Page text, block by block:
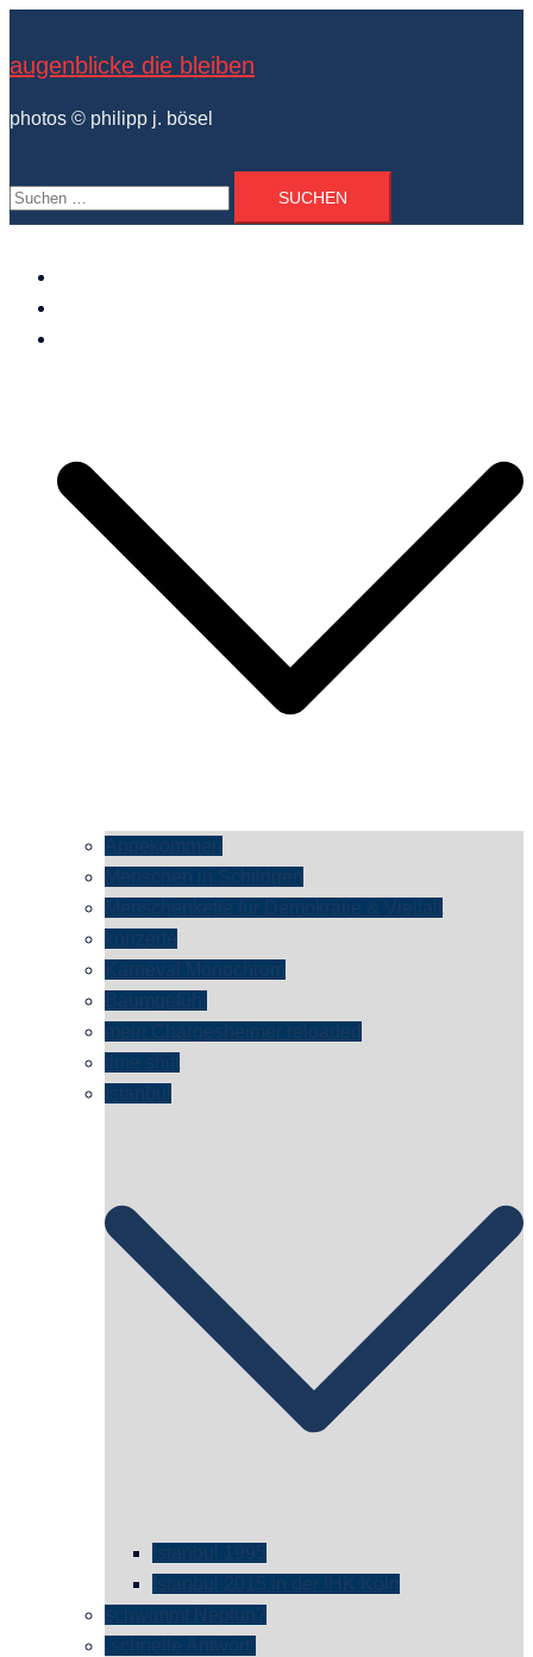
springen
augenblicke die bleiben
photos © philipp j. bösel
Suchen
nach:
Angekommen
Menschen in Schildgen
Menschenkette für Demokratie & Vielfalt
konzerte
Karneval Monochrom
Baumgefühl
mein Chargesheimer reloaded
time shift
Istanbul
istanbul 1995
Istanbul 2015 in der IHK Köln
schwimmt Neptun?
„schnelle Antwort“